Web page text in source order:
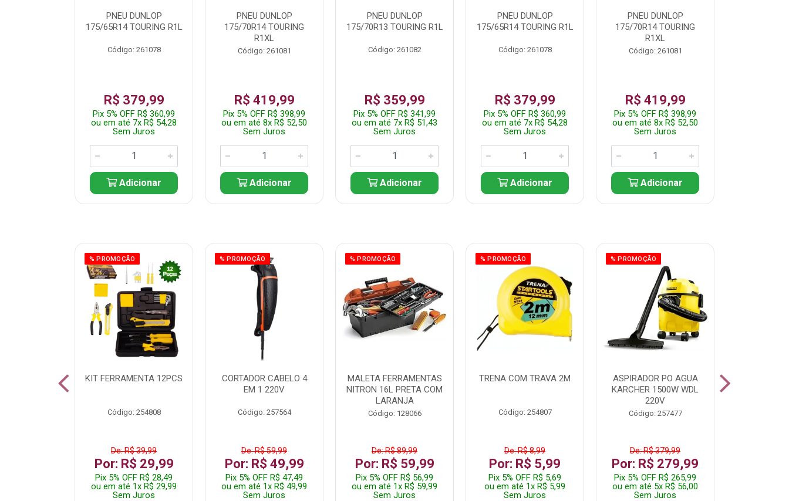
PNEU DUNLOP
175/65R14 TOURING R1L
Código: 261078
R$ 379,99
Pix 5% OFF R$ 360,99
ou em até 7x R$ 54,28
Sem Juros
Adicionar
PNEU DUNLOP
175/70R14 TOURING
R1XL
Código: 261081
R$ 419,99
Pix 5% OFF R$ 398,99
ou em até 8x R$ 52,50
Sem Juros
Adicionar
PNEU DUNLOP
175/70R13 TOURING R1L
Código: 261082
R$ 359,99
Pix 5% OFF R$ 341,99
ou em até 7x R$ 51,43
Sem Juros
Adicionar
PNEU DUNLOP
175/65R14 TOURING R1L
Código: 261078
R$ 379,99
Pix 5% OFF R$ 360,99
ou em até 7x R$ 54,28
Sem Juros
Adicionar
PNEU DUNLOP
175/70R14 TOURING
R1XL
Código: 261081
R$ 419,99
Pix 5% OFF R$ 398,99
ou em até 8x R$ 52,50
Sem Juros
Adicionar
% PROMOÇÃO
KIT FERRAMENTA 12PCS
Código: 254808
De: R$ 39,99
Por: R$ 29,99
Pix 5% OFF R$ 28,49
ou em até 1x R$ 29,99
Sem Juros
% PROMOÇÃO
CORTADOR CABELO 4
EM 1 220V
Código: 257564
De: R$ 59,99
Por: R$ 49,99
Pix 5% OFF R$ 47,49
ou em até 1x R$ 49,99
Sem Juros
% PROMOÇÃO
MALETA FERRAMENTAS
NITRON 16L PRETA COM
LARANJA
Código: 128066
De: R$ 89,99
Por: R$ 59,99
Pix 5% OFF R$ 56,99
ou em até 1x R$ 59,99
Sem Juros
% PROMOÇÃO
TRENA COM TRAVA 2M
Código: 254807
De: R$ 8,99
Por: R$ 5,99
Pix 5% OFF R$ 5,69
ou em até 1x R$ 5,99
Sem Juros
% PROMOÇÃO
ASPIRADOR PO AGUA
KARCHER 1500W WDL
220V
Código: 257477
De: R$ 379,99
Por: R$ 279,99
Pix 5% OFF R$ 265,99
ou em até 5x R$ 56,00
Sem Juros